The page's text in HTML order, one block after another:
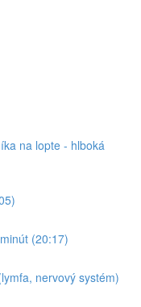
na lopte - hlboká
(20:17)
nervový systém)